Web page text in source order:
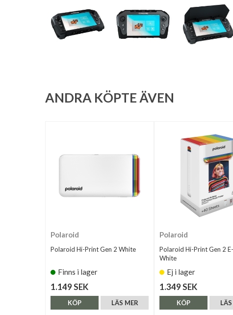
ANDRA KÖPTE ÄVEN
Polaroid
Polaroid Hi-Print Gen 2 White
Finns i lager
1.149 SEK
LÄS MER
KÖP
Polaroid
Polaroid Hi-Print Gen 2
White
Ej i lager
1.349 SEK
KÖP